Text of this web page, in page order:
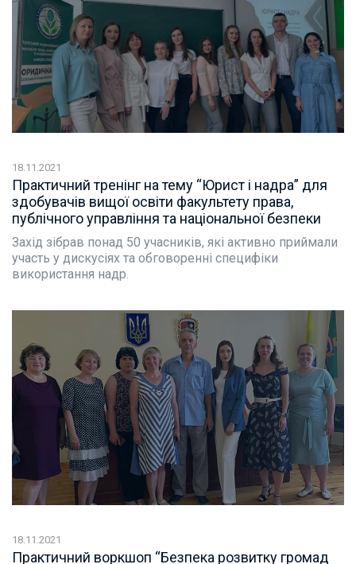
18.11.2021
Практичний тренінг на тему “Юрист і надра” для
здобувачів вищої освіти факультету права,
публічного управління та національної безпеки
Захід зібрав понад 50 учасників, які активно приймали
участь у дискусіях та обговоренні специфіки
використання надр.
18.11.2021
Практичний воркшоп “Безпека розвитку громад